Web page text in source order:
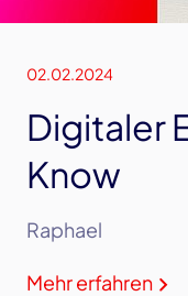
02.02.2024
Digitaler
Know
Raphael
Mehr erfahren